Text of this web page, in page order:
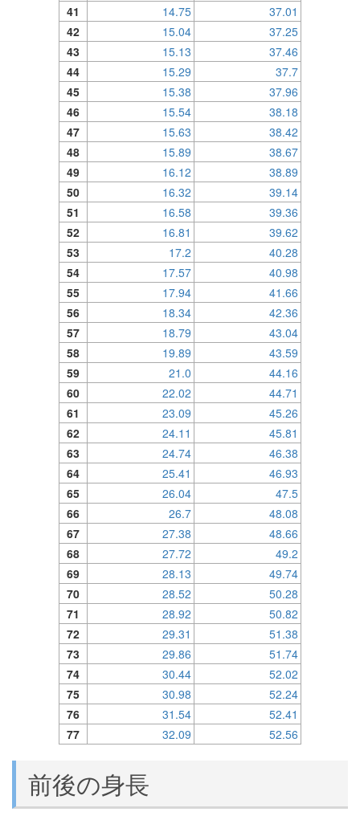
41
14.75
37.01
42
15.04
37.25
43
15.13
37.46
44
15.29
37.7
45
15.38
37.96
46
15.54
38.18
47
15.63
38.42
48
15.89
38.67
49
16.12
38.89
50
16.32
39.14
51
16.58
39.36
52
16.81
39.62
53
17.2
40.28
54
17.57
40.98
55
17.94
41.66
56
18.34
42.36
57
18.79
43.04
58
19.89
43.59
59
21.0
44.16
60
22.02
44.71
61
23.09
45.26
62
24.11
45.81
63
24.74
46.38
64
25.41
46.93
65
26.04
47.5
66
26.7
48.08
67
27.38
48.66
68
27.72
49.2
69
28.13
49.74
70
28.52
50.28
71
28.92
50.82
72
29.31
51.38
73
29.86
51.74
74
30.44
52.02
75
30.98
52.24
76
31.54
52.41
77
32.09 52.56
前後の身長